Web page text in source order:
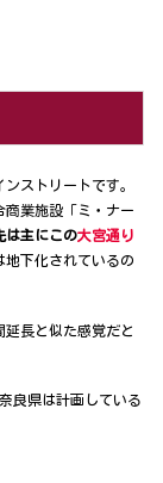
ストリートです。
商業施設「ミ・ナー
は主にこの大宮通り
地下化されているの
長と似た感覚だと
良県は計画している